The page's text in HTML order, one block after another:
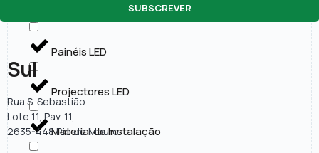
Painéis LED
Projectores LED
Material de Instalação
SUBSCREVER
Sul
Rua S. Sebastião
Lote 11, Pav. 11,
2635-448 Rio de Mouro